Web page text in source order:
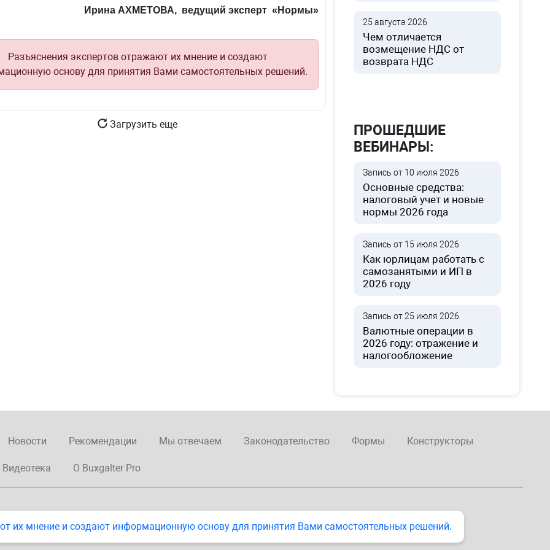
Ирина АХМЕТОВА, ведущий эксперт «Нормы»
Разъяснения экспертов отражают их мнение и создают
основу для принятия Вами самостоятельных решений.
Загрузить еще
25 августа 2026
Чем отличается
возмещение НДС от
возврата НДС
ПРОШЕДШИЕ
ВЕБИНАРЫ:
Запись от 10 июля 2026
Основные средства:
налоговый учет и новые
нормы 2026 года
Запись от 15 июля 2026
Как юрлицам работать с
самозанятыми и ИП в
2026 году
Запись от 25 июля 2026
Валютные операции в
2026 году: отражение и
налогообложение
Новости Рекомендации Мы отвечаем Законодательство Формы Конструкторы
Видеотека О Buxgalter Pro
их мнение и создают информационную основу для принятия Вами самостоятельных решений.